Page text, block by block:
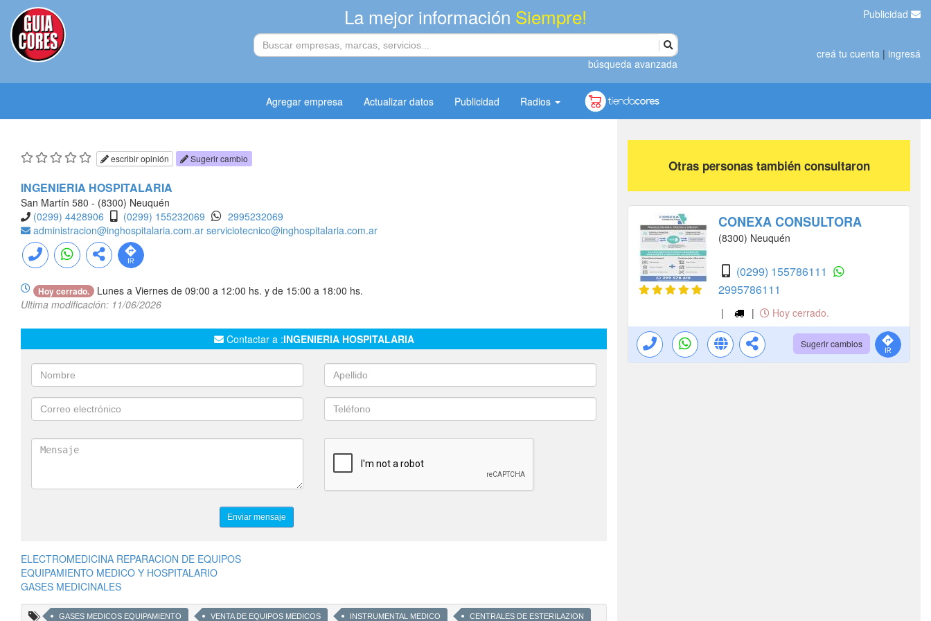
La mejor información Siempre!
búsqueda avanzada
Publicidad
creá tu cuenta | ingresá
Agregar empresa Actualizar datos Publicidad Radios
escribir opinión Sugerir cambio
INGENIERIA HOSPITALARIA
San Martín 580 - (8300) Neuquén
(0299) 4428906
(0299) 155232069
2995232069
administracion@inghospitalaria.com.ar serviciotecnico@inghospitalaria.com.ar
Hoy cerrado.
Lunes a Viernes de 09:00 a 12:00 hs. y de 15:00 a 18:00 hs.
Ultima modificación: 11/06/2026
Contactar a :INGENIERIA HOSPITALARIA
ELECTROMEDICINA REPARACION DE EQUIPOS
EQUIPAMIENTO MEDICO Y HOSPITALARIO
GASES MEDICINALES
GASES MEDICOS EQUIPAMIENTO VENTA DE EQUIPOS MEDICOS INSTRUMENTAL MEDICO CENTRALES DE ESTERILAZION
Otras personas también consultaron
CONEXA CONSULTORA
(8300) Neuquén
(0299) 155786111
2995786111
| | Hoy cerrado.
Sugerir cambios